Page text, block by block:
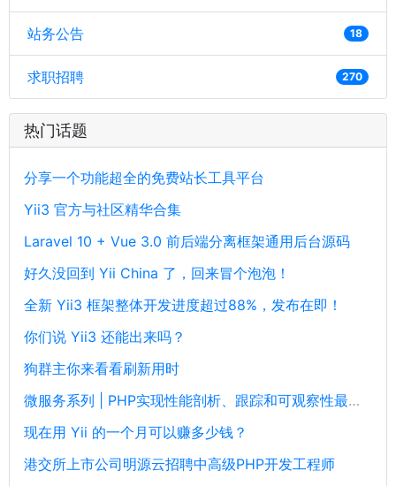
站务公告 18
求职招聘 270
热门话题
分享一个功能超全的免费站长工具平台
Yii3 官方与社区精华合集
Laravel 10 + Vue 3.0 前后端分离框架通用后台源码
好久没回到 Yii China 了，回来冒个泡泡！
全新 Yii3 框架整体开发进度超过88%，发布在即！
你们说 Yii3 还能出来吗？
狗群主你来看看刷新用时
微服务系列 | PHP实现性能剖析、跟踪和可观察性最佳实践
现在用 Yii 的一个月可以赚多少钱？
港交所上市公司明源云招聘中高级PHP开发工程师